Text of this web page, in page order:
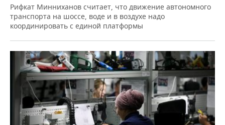
Рифкат Минниханов считает, что движение автономного
транспорта на шоссе, воде и в воздухе надо
координировать с единой платформы